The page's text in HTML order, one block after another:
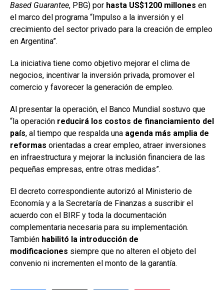
Based Guarantee, PBG) por hasta US$1200 millones en
el marco del programa “Impulso a la inversión y el
crecimiento del sector privado para la creación de empleo
en Argentina”.
La iniciativa tiene como objetivo mejorar el clima de
negocios, incentivar la inversión privada, promover el
comercio y favorecer la generación de empleo.
Al presentar la operación, el Banco Mundial sostuvo que
“la operación reducirá los costos de financiamiento del
país, al tiempo que respalda una agenda más amplia de
reformas orientadas a crear empleo, atraer inversiones
en infraestructura y mejorar la inclusión financiera de las
pequeñas empresas, entre otras medidas”.
El decreto correspondiente autorizó al Ministerio de
Economía y a la Secretaría de Finanzas a suscribir el
acuerdo con el BIRF y toda la documentación
complementaria necesaria para su implementación.
También habilitó la introducción de
modificaciones siempre que no alteren el objeto del
convenio ni incrementen el monto de la garantía.